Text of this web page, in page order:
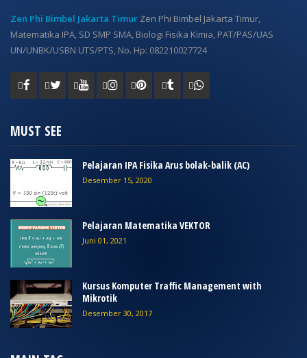
Zen Phi Bimbel Jakarta Timur Zen Phi Bimbel Jakarta Timur,
Matematika IPA, SD SMP SMA, Biologi Fisika Kimia, PAT/PAS/UAS
UN/UNBK/USBN UTS/PTS, No. Hp: 082210027724
MUST SEE
Pelajaran IPA Fisika Arus bolak-balik (AC)
Desember 15, 2020
Pelajaran Matematika VEKTOR
Juni 01, 2021
Kursus Komputer Traffic Management with
Mikrotik
Desember 30, 2017